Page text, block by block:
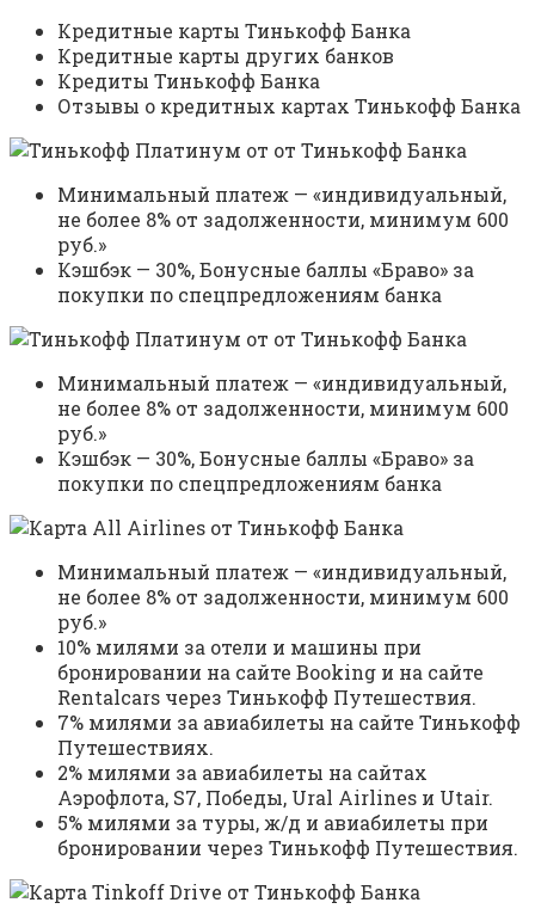
Кредитные карты Тинькофф Банка
Кредитные карты других банков
Кредиты Тинькофф Банка
Отзывы о кредитных картах Тинькофф Банка
Минимальный платеж — «индивидуальный,
не более 8% от задолженности, минимум 600
руб.»
Кэшбэк — 30%, Бонусные баллы «Браво» за
покупки по спецпредложениям банка
Минимальный платеж — «индивидуальный,
не более 8% от задолженности, минимум 600
руб.»
Кэшбэк — 30%, Бонусные баллы «Браво» за
покупки по спецпредложениям банка
Минимальный платеж — «индивидуальный,
не более 8% от задолженности, минимум 600
руб.»
10% милями за отели и машины при
бронировании на сайте Booking и на сайте
Rentalcars через Тинькофф Путешествия.
7% милями за авиабилеты на сайте Тинькофф
Путешествиях.
2% милями за авиабилеты на сайтах
Аэрофлота, S7, Победы, Ural Airlines и Utair.
5% милями за туры, ж/д и авиабилеты при
бронировании через Тинькофф Путешествия.